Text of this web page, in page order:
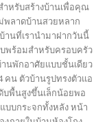
ำหรับสร้างบ้านเพื่อคุณ
พลาดบ้านสวยหลาก
านที่เรานำมาฝากวันนี้
พร้อมสำหรับครอบครัว
นพักอาศัยแบบชั้นเดียว
คน ตัวบ้านรูปทรงตัวแอ
บพื้นสูงขึ้นเล็กน้อยพอ
บบกระจกทั้งหลัง หน้า